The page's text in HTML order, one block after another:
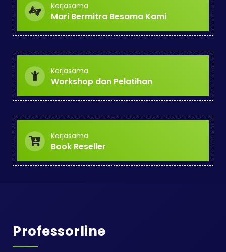
Kerjasama
Mari Bermitra Besama Kami
Kerjasama
Workshop dan Pelatihan
Kerjasama
Book Reseller
Professorline